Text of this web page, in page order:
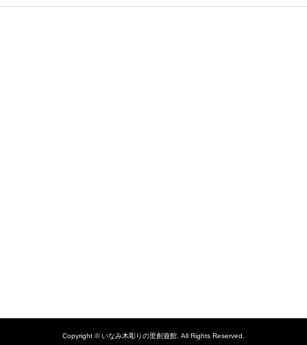
Copyright ©いなみ木彫りの里創遊館. All Rights Reserved.